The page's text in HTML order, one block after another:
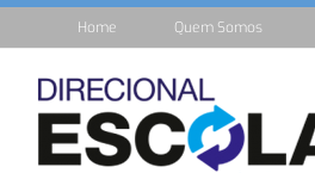
Home Quem Somos